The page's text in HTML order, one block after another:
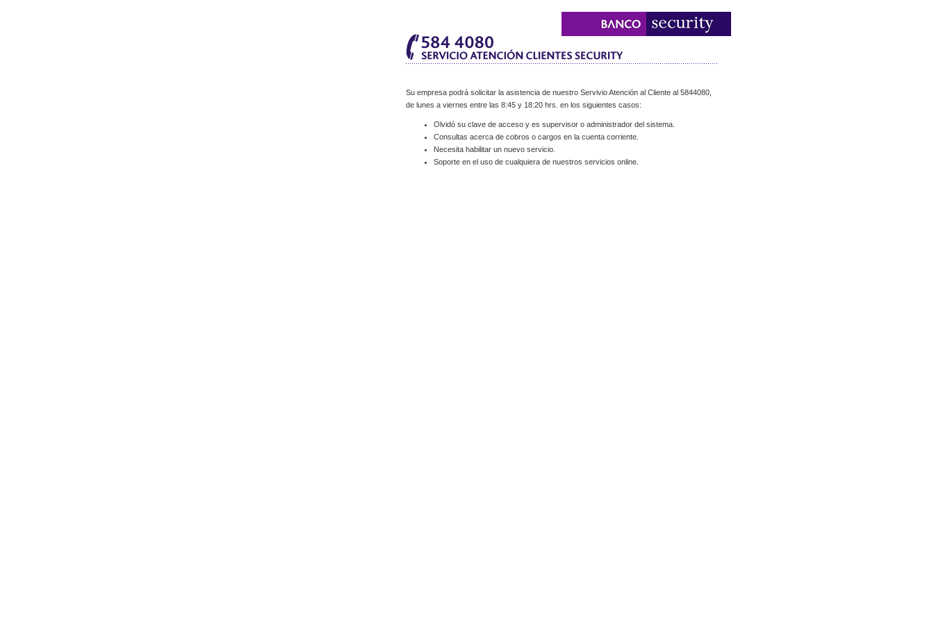
Su empresa podrá solicitar la asistencia de nuestro Servivio Atención al Cliente al 5844080,
de lunes a viernes entre las 8:45 y 18:20 hrs. en los siguientes casos:
Olvidó su clave de acceso y es supervisor o administrador del sistema.
Consultas acerca de cobros o cargos en la cuenta corriente.
Necesita habilitar un nuevo servicio.
Soporte en el uso de cualquiera de nuestros servicios online.